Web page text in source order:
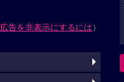
広告を非表示にするには）